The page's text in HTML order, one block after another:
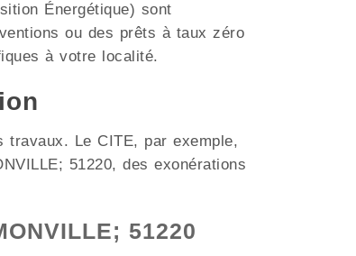
Énergétique) sont
ou des prêts à taux zéro
à votre localité.
Le CITE, par exemple,
51220, des exonérations
51220